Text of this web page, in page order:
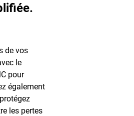
de vos
le
pour
également
les pertes